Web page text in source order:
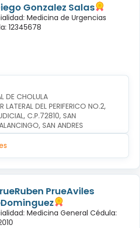
Gonzalez Salas
Medicina de Urgencias
12345678
DE CHOLULA
LATERAL DEL PERIFERICO NO.2,
C.P.72810, SAN
SAN ANDRES
PrueAviles
Medicina General Cédula: